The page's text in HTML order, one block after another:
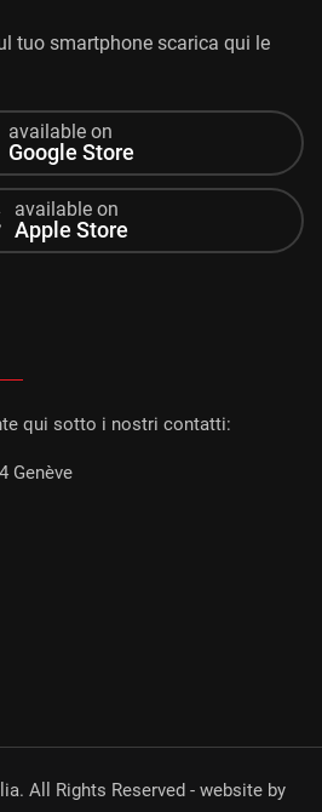
tuo smartphone scarica qui le
available on
Google Store
available on
Apple Store
qui sotto i nostri contatti:
Genève
All Rights Reserved - website by